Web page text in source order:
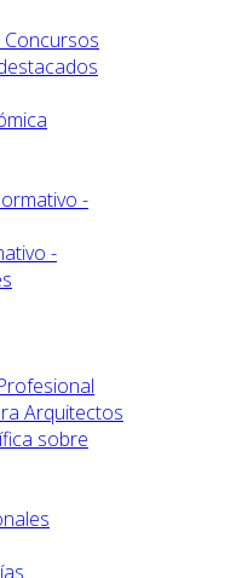
-
-
Arquitectos
sobre